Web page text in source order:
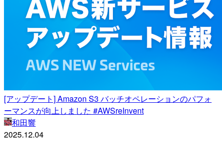
[アップデート] Amazon S3 バッチオペレーションのパフォ
ーマンスが向上しました #AWSreInvent
和田響
2025.12.04